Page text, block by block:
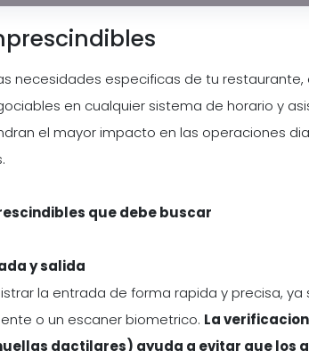
necesidades especificas de tu
en cualquier sistema de horario y
el mayor impacto en las operaciones
que debe buscar
y salida
la entrada de forma rapida y precisa, ya
o un escaner biometrico. La
dactilares) ayuda a evitar que los